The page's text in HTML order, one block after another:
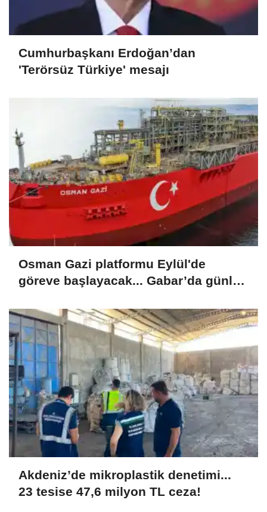
Cumhurbaşkanı Erdoğan’dan
'Terörsüz Türkiye' mesajı
Osman Gazi platformu Eylül'de
göreve başlayacak... Gabar’da günlük
Akdeniz’de mikroplastik denetimi...
23 tesise 47,6 milyon TL ceza!